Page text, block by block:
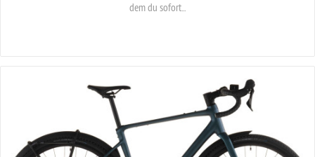
dem du sofort...